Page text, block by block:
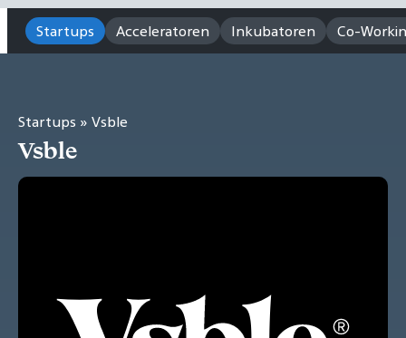
Startups Acceleratoren Inkubatoren Co-
Startups » Vsble
Vsble